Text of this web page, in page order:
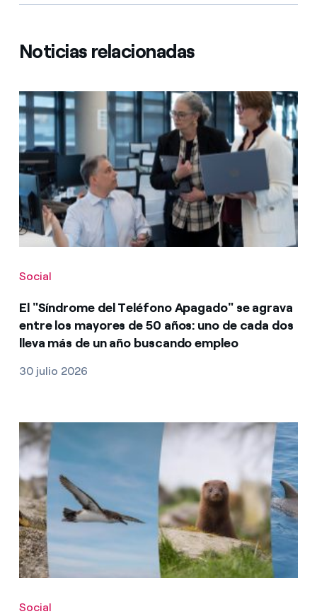
Noticias relacionadas
Social
El "Síndrome del Teléfono Apagado" se agrava
entre los mayores de 50 años: uno de cada dos
lleva más de un año buscando empleo
30 julio 2026
Social